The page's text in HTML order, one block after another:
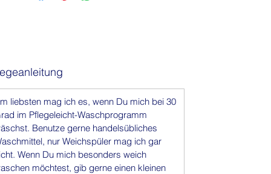
Geltung bringen; der Hauch unseres
Geheimnisses.
liebsten mag ich es, wenn Du mich bei 30
im Pflegeleicht-Waschprogramm
Benutze gerne handelsübliches
nur Weichspüler mag ich gar
Wenn Du mich besonders weich
möchtest, gib gerne einen kleinen